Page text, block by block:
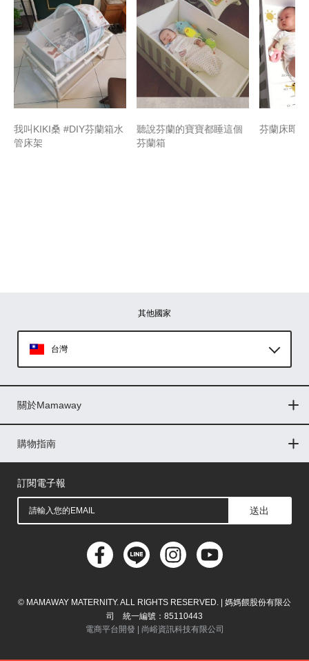
我叫KIKI桑 #DIY芬蘭箱水
管床架
聽說芬蘭的寶寶都睡這個
芬蘭箱
芬蘭床即
其他國家
台灣
印尼
菲律賓
馬來西亞
關於Mamaway
門市據點
最新消息
品牌故事
人力招募
媒體花絮
隱私權聲明
CSR企業社會責任
購物指南
購物常見問題
退換貨問題
儲值金使用條款
購買儲值金
發票問題
會員權益
線上留言
吸乳器-免費體驗
訂閱電子報
送出
© MAMAWAY MATERNITY. ALL RIGHTS RESERVED. | 媽媽餵股份有限公
司 統一編號：85110443
電商平台開發 |
尚峪資訊科技有限公司